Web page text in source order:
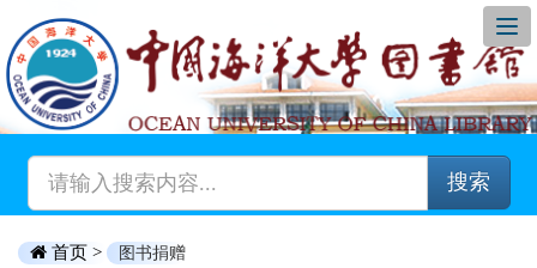
搜索
首页 > 图书捐赠